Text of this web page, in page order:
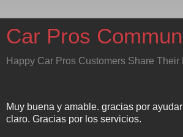
Car Pros
Happy Car Pros Customers Share Their
Muy buena y amable. gracias por
claro. Gracias por los servicios.